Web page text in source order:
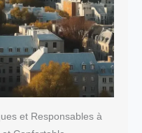
et Responsables à